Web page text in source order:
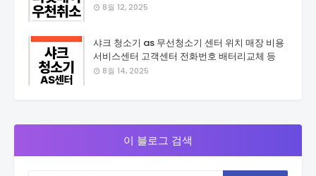
8월 12, 2025
샤크 청소기 as 무선청소기 센터 위치 매장 비용
서비스센터 고객센터 전화번호 배터리교체 등
8월 14, 2025
이 블로그 검색